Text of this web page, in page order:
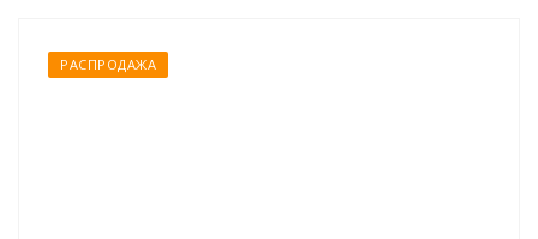
РАСПРОДАЖА